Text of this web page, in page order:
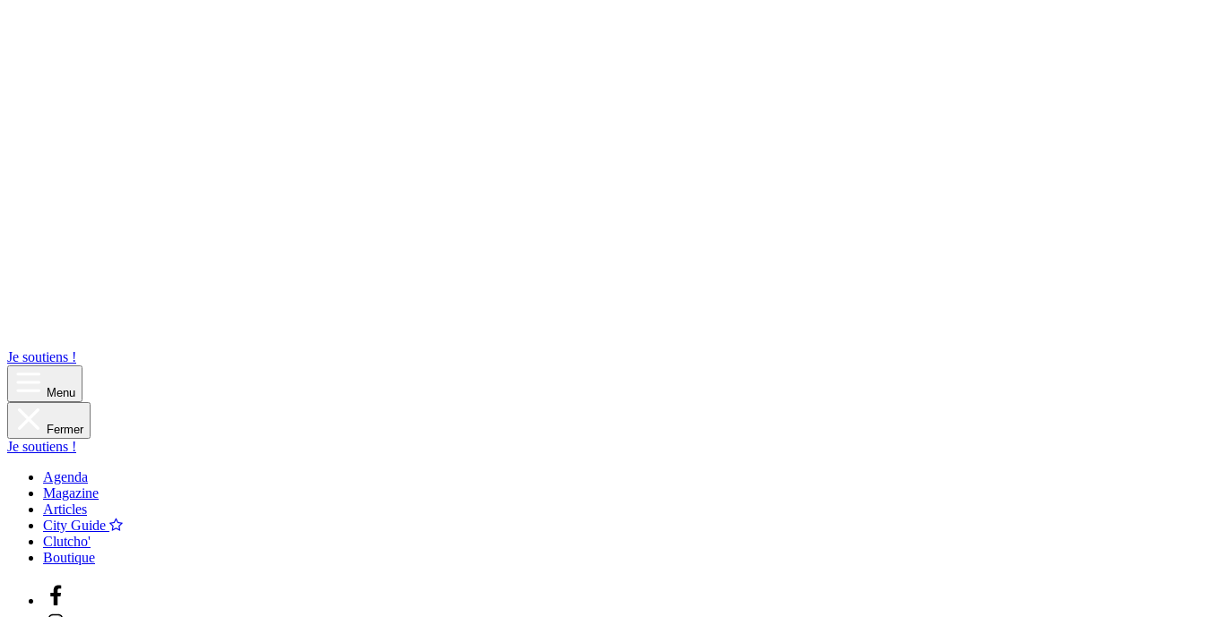
Je soutiens !
Menu
Fermer
Je soutiens !
Agenda
Magazine
Articles
City Guide
Clutcho'
Boutique